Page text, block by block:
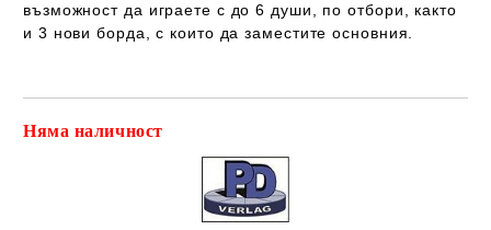
възможност да играете с до 6 души, по отбори, както
и 3 нови борда, с които да заместите основния.
Няма наличност